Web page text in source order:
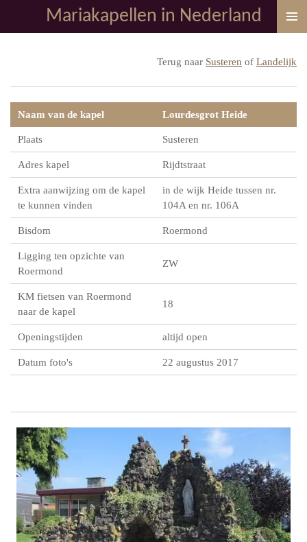
direct
Mariakapellen in Nederland
Terug naar Susteren of Landelijk
Naam van de kapel Lourdesgrot Heide
Plaats Susteren
Adres kapel Rijdtstraat
Extra aanwijzing om de kapel
te kunnen vinden
in de wijk Heide tussen nr.
104A en nr. 106A
Bisdom Roermond
Ligging ten opzichte van
Roermond
ZW
KM fietsen van Roermond
naar de kapel
18
Openingstijden altijd open
Datum foto's 22 augustus 2017